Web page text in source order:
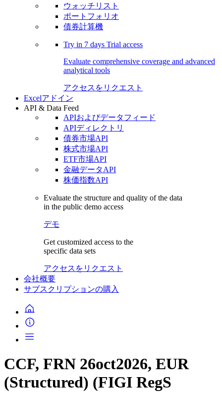
ウォッチリスト
ポートフォリオ
債券計算機
Try in 7 days Trial access
Evaluate comprehensive coverage and advanced
analytical tools
アクセスをリクエスト
Excelアドイン
API & Data Feed
APIおよびデータフィード
APIディレクトリ
債券市場API
株式市場API
ETF市場API
金融データAPI
株価指数API
Evaluate the structure and quality of the data
in the public demo access
デモ
Get customized access to the
specific data sets
アクセスをリクエスト
会社概要
サブスクリプションの購入
CCF, FRN 26oct2026, EUR
(Structured) (FIGI RegS